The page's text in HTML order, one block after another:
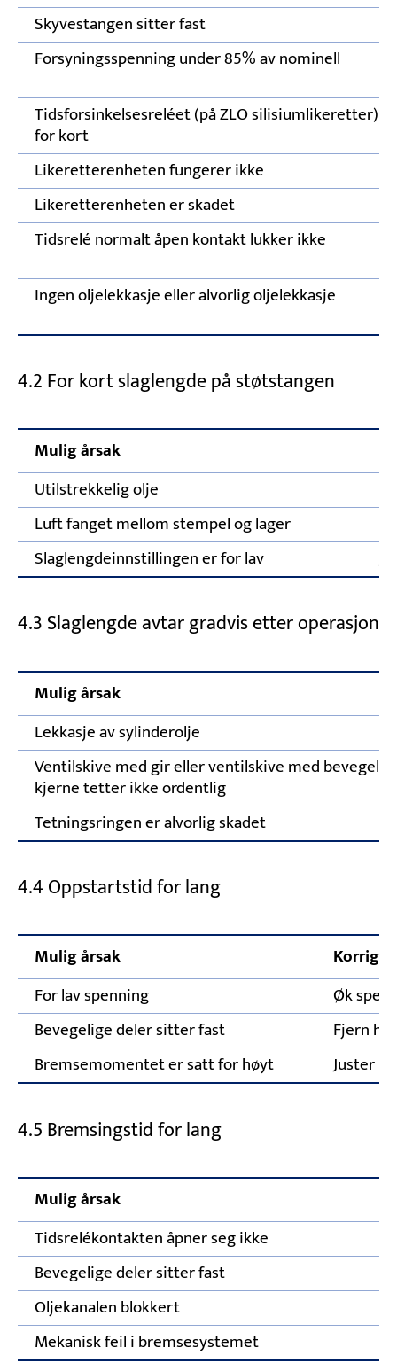
Skyvestangen sitter fast
Forsyningsspenning under 85% av nominell
Tidsforsinkelsesreléet (på ZLO silisiumlikeretter)
for kort
Likeretterenheten fungerer ikke
Likeretterenheten er skadet
Tidsrelé normalt åpen kontakt lukker ikke
Ingen oljelekkasje eller alvorlig oljelekkasje
4.2 For kort slaglengde på støtstangen
Mulig årsak
Utilstrekkelig olje
Luft fanget mellom stempel og lager
Slaglengdeinnstillingen er for lav
4.3 Slaglengde avtar gradvis etter operasjon
Mulig årsak
Lekkasje av sylinderolje
Ventilskive med gir eller ventilskive med bevegelig
kjerne tetter ikke ordentlig
Tetningsringen er alvorlig skadet
4.4 Oppstartstid for lang
Mulig årsak
For lav spenning
Øk
Bevegelige deler sitter fast
Fjern
Bremsemomentet er satt for høyt
Juster
4.5 Bremsingstid for lang
Mulig årsak
Tidsrelékontakten åpner seg ikke
Bevegelige deler sitter fast
Oljekanalen blokkert
Mekanisk feil i bremsesystemet